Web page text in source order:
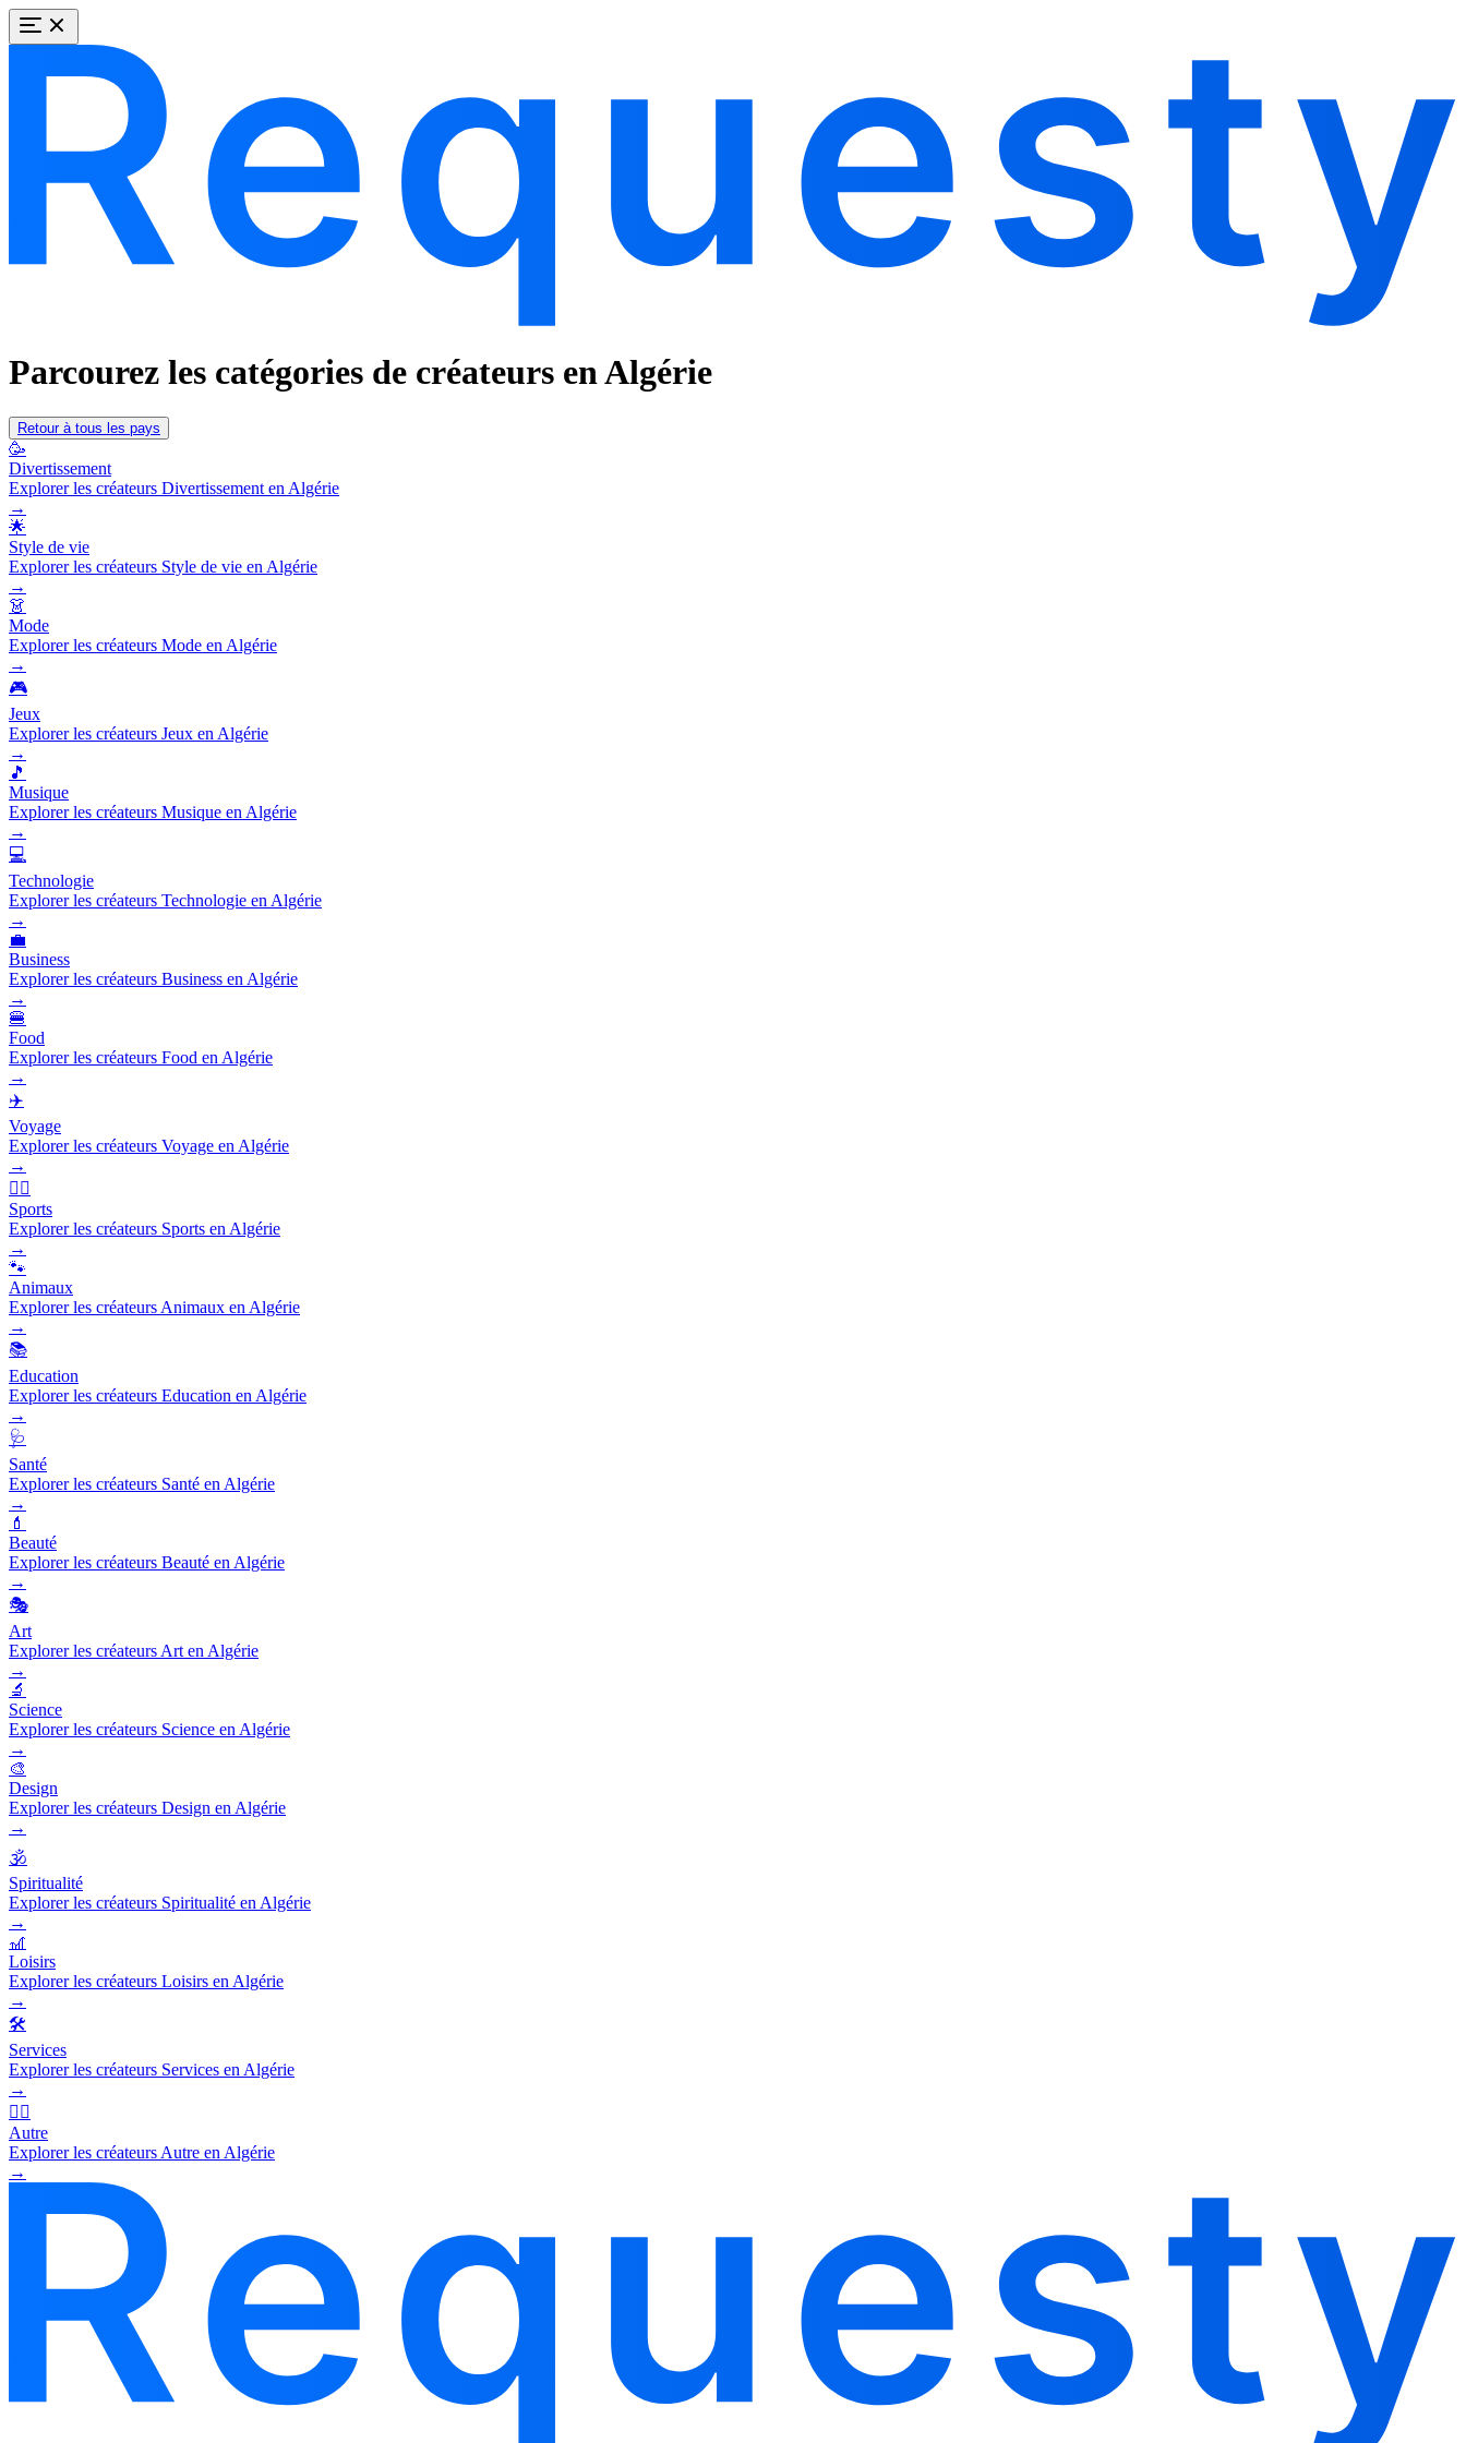
Parcourez les catégories de créateurs en Algérie
Retour à tous les pays
🥳
Divertissement
Explorer les créateurs Divertissement en Algérie
→
🌟
Style de vie
Explorer les créateurs Style de vie en Algérie
→
👗
Mode
Explorer les créateurs Mode en Algérie
→
🎮
Jeux
Explorer les créateurs Jeux en Algérie
→
🎵
Musique
Explorer les créateurs Musique en Algérie
→
💻
Technologie
Explorer les créateurs Technologie en Algérie
→
💼
Business
Explorer les créateurs Business en Algérie
→
🍔
Food
Explorer les créateurs Food en Algérie
→
✈️
Voyage
Explorer les créateurs Voyage en Algérie
→
🏃‍♂️
Sports
Explorer les créateurs Sports en Algérie
→
🐾
Animaux
Explorer les créateurs Animaux en Algérie
→
📚
Education
Explorer les créateurs Education en Algérie
→
🩺
Santé
Explorer les créateurs Santé en Algérie
→
💄
Beauté
Explorer les créateurs Beauté en Algérie
→
🎭
Art
Explorer les créateurs Art en Algérie
→
🔬
Science
Explorer les créateurs Science en Algérie
→
🎨
Design
Explorer les créateurs Design en Algérie
→
🕉️
Spiritualité
Explorer les créateurs Spiritualité en Algérie
→
🎢
Loisirs
Explorer les créateurs Loisirs en Algérie
→
🛠️
Services
Explorer les créateurs Services en Algérie
→
🧜‍♂️
Autre
Explorer les créateurs Autre en Algérie
→